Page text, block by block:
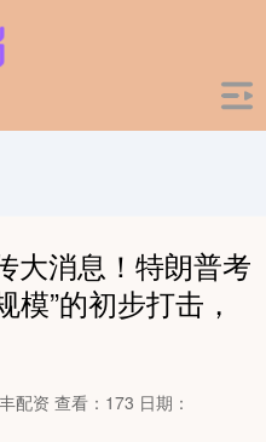
大消息！特朗普考
模”的初步打击，
配资 查看：173 日期：